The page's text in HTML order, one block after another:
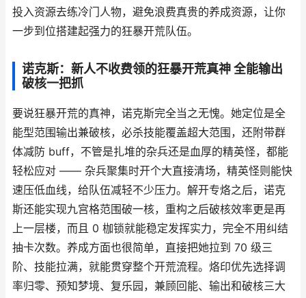
投入资源去练冷门人物，避免浪费真贵的养成资源，让你
一步到位搭建起强力的狂暴开荒队伍。
诺克斯：新人不收费领的狂暴开荒真神 全能输出
破核一把抓
要说狂暴开荒的真神，诺克斯完全当之无愧。她定位是全
能型范围输出兼破核，必杀技能覆盖超大范围，还附带群
体减防 buff，不管是扎堆的杂兵还是血厚的精英怪，都能
轻松应对 —— 杂兵聚集时开个大直接清场，精英怪则能快
速压低血线，给队伍减轻不少压力。解开专烙之后，诺克
斯还能实现九宫格范围破一核，重构之后破核效率更是再
上一层楼，而且 0 枷锁就能稳定发挥实力，完全不用纠结
抽卡次数。养成方面也很简单，直接把她拉到 70 级三
阶、技能拉满，就能贯穿整个开荒流程。烙印优先选择调
率归零、预知梦境、复乐园，兼顾回能、输出和破核三大